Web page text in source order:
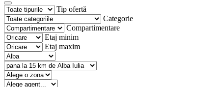
Tip ofertă
Categorie
Compartimentare
Etaj minim
Etaj maxim